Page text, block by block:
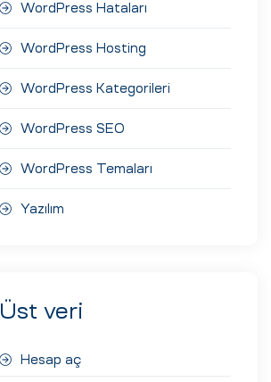
WordPress Hataları
WordPress Hosting
WordPress Kategorileri
WordPress SEO
WordPress Temaları
Yazılım
Üst veri
Hesap aç